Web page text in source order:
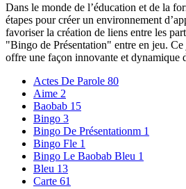
Dans le monde de l’éducation et de la
étapes pour créer un environnement
favoriser la création de liens entre les
"Bingo de Présentation" entre en jeu.
offre une façon innovante et dynamique
Actes De Parole 80
Aime 2
Baobab 15
Bingo 3
Bingo De Présentationm 1
Bingo Fle 1
Bingo Le Baobab Bleu 1
Bleu 13
Carte 61